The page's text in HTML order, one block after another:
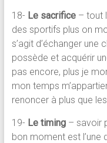
18- Le sacrifice– tout
des sportifs plus on
s’agit d’échanger une
possède et acquérir
pas encore, plus je
mon temps
renoncer à plus que
19- Le timing– savoir
bon moment est l’une